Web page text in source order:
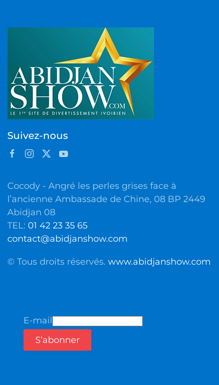
Suivez-nous
Cocody - Angré les perles grises face à
l’ancienne Ambassade de Chine, 08 BP 2449
Abidjan 08
TEL: 01 42 23 35 65
contact@abidjanshow.com
© Tous droits réservés. www.abidjanshow.com
E-mail
S’abonner